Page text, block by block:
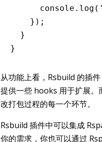
      console
.log (
    });
  }
}
从功能上看，Rsbuild 的插
提供一些 hooks 用于扩展。
改打包过程的每一个环节。
Rsbuild 插件中可以集成
你的需求，你也可以通过